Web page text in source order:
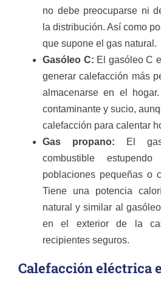
no debe preocuparse ni
la distribución. Así como
que supone el gas natural.
Gasóleo C: El gasóleo C
generar calefacción más
almacenarse en el
contaminante y sucio,
calefacción para calentar
Gas propano: El
combustible
poblaciones pequeñas o
Tiene una potencia
natural y similar al
en el exterior de la
recipientes seguros.
Calefacción eléctrica